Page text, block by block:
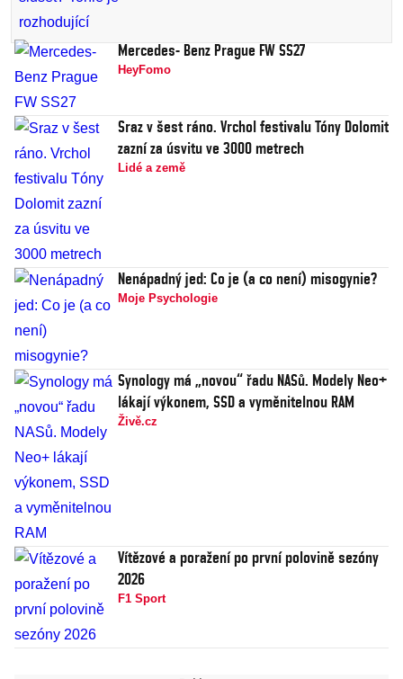
Mercedes- Benz Prague FW SS27
HeyFomo
Sraz v šest ráno. Vrchol festivalu Tóny Dolomit
zazní za úsvitu ve 3000 metrech
Lidé a země
Nenápadný jed: Co je (a co není) misogynie?
Moje Psychologie
Synology má „novou“ řadu NASů. Modely Neo+
lákají výkonem, SSD a vyměnitelnou RAM
Živě.cz
Vítězové a poražení po první polovině sezóny
2026
F1 Sport